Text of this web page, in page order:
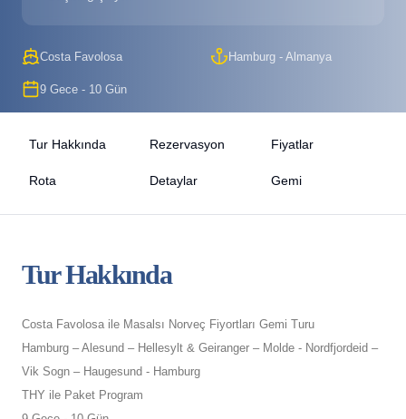
Costa Favolosa Hamburg - Almanya
9 Gece - 10 Gün
Tur Hakkında Rezervasyon Fiyatlar
Rota Detaylar Gemi
Tur Hakkında
Costa Favolosa ile Masalsı Norveç Fiyortları Gemi Turu
Hamburg – Alesund – Hellesylt & Geiranger – Molde - Nordfjordeid –
Vik Sogn – Haugesund - Hamburg
THY ile Paket Program